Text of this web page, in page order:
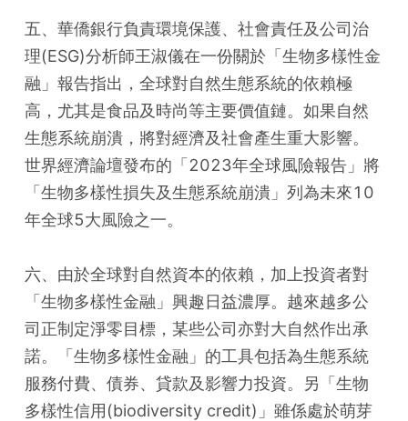
五、華僑銀行負責環境保護、社會責任及公司治
理(ESG)分析師王淑儀在一份關於「生物多樣性金
融」報告指出，全球對自然生態系統的依賴極
高，尤其是食品及時尚等主要價值鏈。如果自然
生態系統崩潰，將對經濟及社會產生重大影響。
世界經濟論壇發布的「2023年全球風險報告」將
「生物多樣性損失及生態系統崩潰」列為未來10
年全球5大風險之一。
六、由於全球對自然資本的依賴，加上投資者對
「生物多樣性金融」興趣日益濃厚。越來越多公
司正制定淨零目標，某些公司亦對大自然作出承
諾。「生物多樣性金融」的工具包括為生態系統
服務付費、債券、貸款及影響力投資。另「生物
多樣性信用(biodiversity credit)」雖係處於萌芽